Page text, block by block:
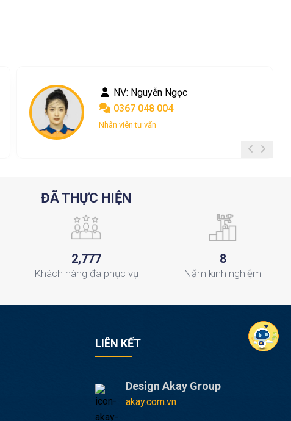
NV: Phong le
0901 775 778
ĐÃ THỰC HIỆN
2,777
Khách hàng đã phục vụ
8
Năm kinh nghiệm
LIÊN KẾT
Design Akay Group
akay.com.vn